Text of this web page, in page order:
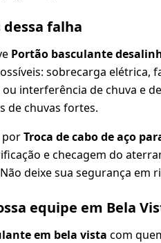
falha
Portão basculante
sobrecarga
interferência de chuva e
de chuvas fortes.
porTroca de cabo de aço
e checagem do
deixe sua segurança em
equipe em Bela
em bela vista com